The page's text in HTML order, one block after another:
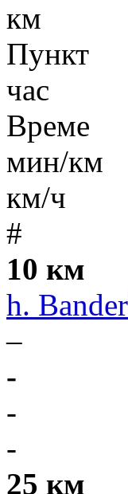
км
Пункт
час
Време
мин/км
км/ч
#
10 км
h.
–
-
-
-
25 км